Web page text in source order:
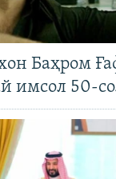
Баҳром
имсол 50-